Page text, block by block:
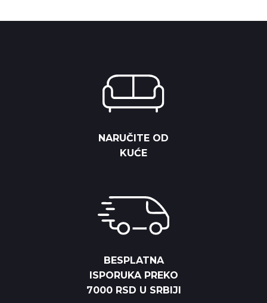
NARUČITE OD
KUĆE
BESPLATNA
ISPORUKA PREKO
7000 RSD U SRBIJI